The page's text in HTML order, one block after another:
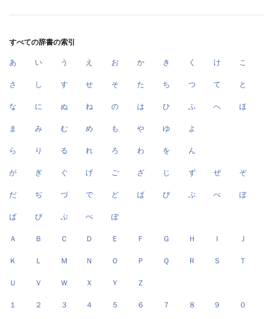
すべての辞書の索引
あ い う え お か き く け こ
さ し す せ そ た ち つ て と
な に ぬ ね の は ひ ふ へ ほ
ま み む め も や ゆ よ
ら り る れ ろ わ を ん
が ぎ ぐ げ ご ざ じ ず ぜ ぞ
だ ぢ づ で ど ば び ぶ べ ぼ
ぱ ぴ ぷ ぺ ぽ
Ａ Ｂ Ｃ Ｄ Ｅ Ｆ Ｇ Ｈ Ｉ Ｊ
Ｋ Ｌ Ｍ Ｎ Ｏ Ｐ Ｑ Ｒ Ｓ Ｔ
Ｕ Ｖ Ｗ Ｘ Ｙ Ｚ
１ ２ ３ ４ ５ ６ ７ ８ ９ ０